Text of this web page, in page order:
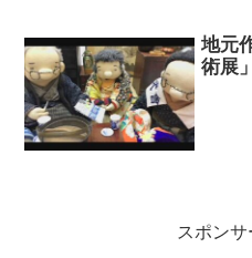
地元
術展」
スポンサ